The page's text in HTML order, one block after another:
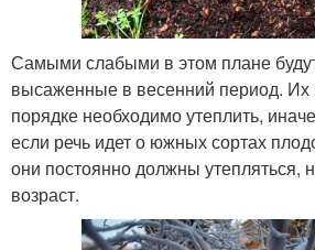
Самыми слабыми в этом плане
высаженные в весенний период. Их
порядке необходимо утеплить,
если речь идет о южных сортах
они постоянно должны утепляться,
возраст.